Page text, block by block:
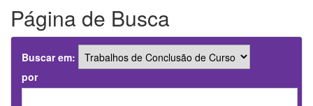
Página de Busca
Buscar em:
por